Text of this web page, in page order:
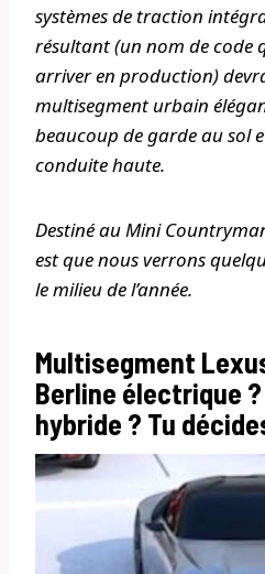
systèmes de traction
résultant (un nom de code
arriver en production)
multisegment urbain
beaucoup de garde au sol
conduite haute.
Destiné au Mini
est que nous verrons
le milieu de l’année.
Multisegment
Berline électrique
hybride ? Tu